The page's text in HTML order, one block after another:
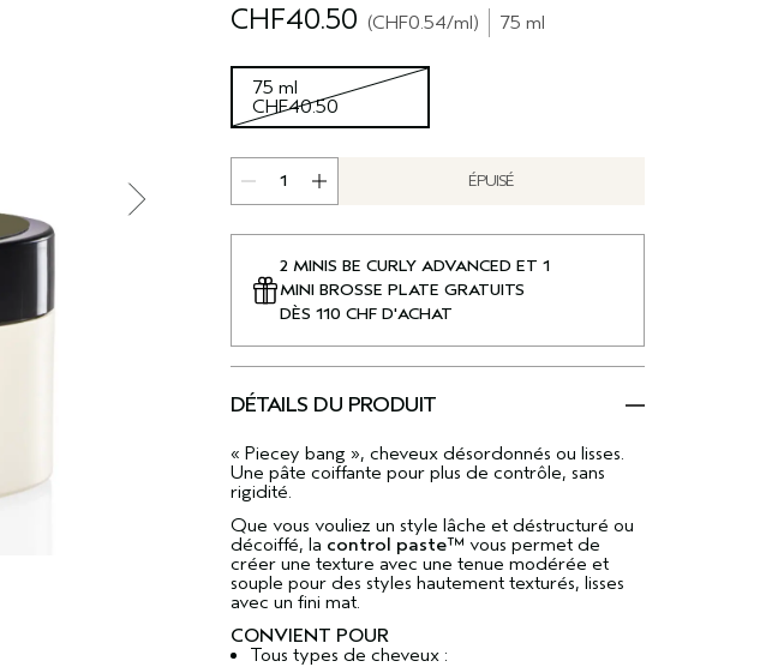
CHF40.50 CHF0.54/ml 75 ml
75 ml
CHF40.50
ÉPUISÉ
2 MINIS BE CURLY ADVANCED ET 1
MINI BROSSE PLATE GRATUITS
DÈS 110 CHF D'ACHAT
DÉTAILS DU PRODUIT
« Piecey bang », cheveux désordonnés ou lisses.
Une pâte coiffante pour plus de contrôle, sans
rigidité.
Que vous vouliez un style lâche et déstructuré ou
décoiffé, la control paste™ vous permet de
créer une texture avec une tenue modérée et
souple pour des styles hautement texturés, lisses
avec un fini mat.
CONVIENT POUR
Tous types de cheveux :